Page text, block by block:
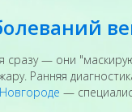
сразу — они
Ранняя
—